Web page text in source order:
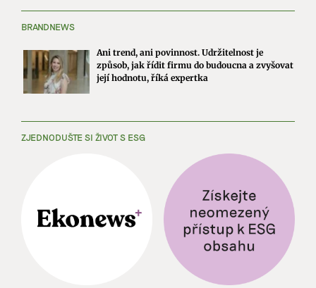
BRANDNEWS
Ani trend, ani povinnost. Udržitelnost je
způsob, jak řídit firmu do budoucna a zvyšovat
její hodnotu, říká expertka
ZJEDNODUŠTE SI ŽIVOT S ESG